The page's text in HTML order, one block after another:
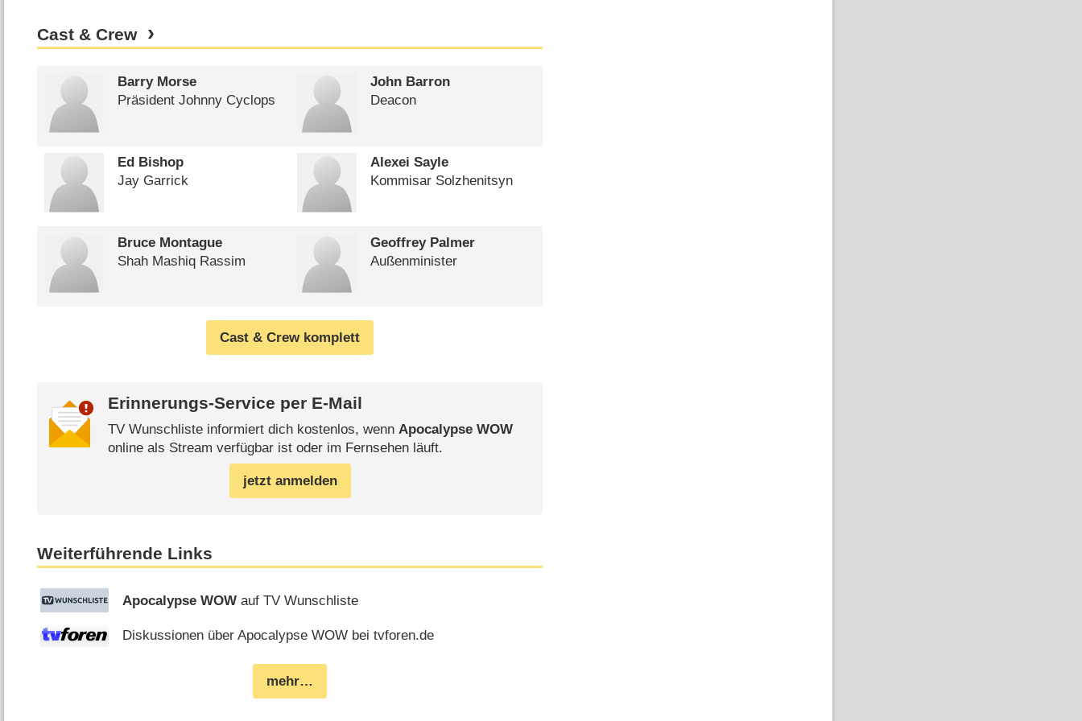
Cast & Crew
Barry Morse
Präsident Johnny Cyclops
John Barron
Deacon
Ed Bishop
Jay Garrick
Alexei Sayle
Kommisar Solzhenitsyn
Bruce Montague
Shah Mashiq Rassim
Geoffrey Palmer
Außenminister
Cast & Crew komplett
Erinnerungs-Service per E-Mail
TV Wunschliste informiert dich kostenlos, wenn Apocalypse WOW
online als Stream verfügbar ist oder im Fernsehen läuft.
jetzt anmelden
Weiterführende Links
Apocalypse WOW auf TV Wunschliste
Diskussionen über Apocalypse WOW bei tvforen.de
mehr…